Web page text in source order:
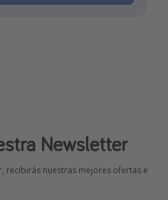
Newsletter
recibirás nuestras mejores ofertas e